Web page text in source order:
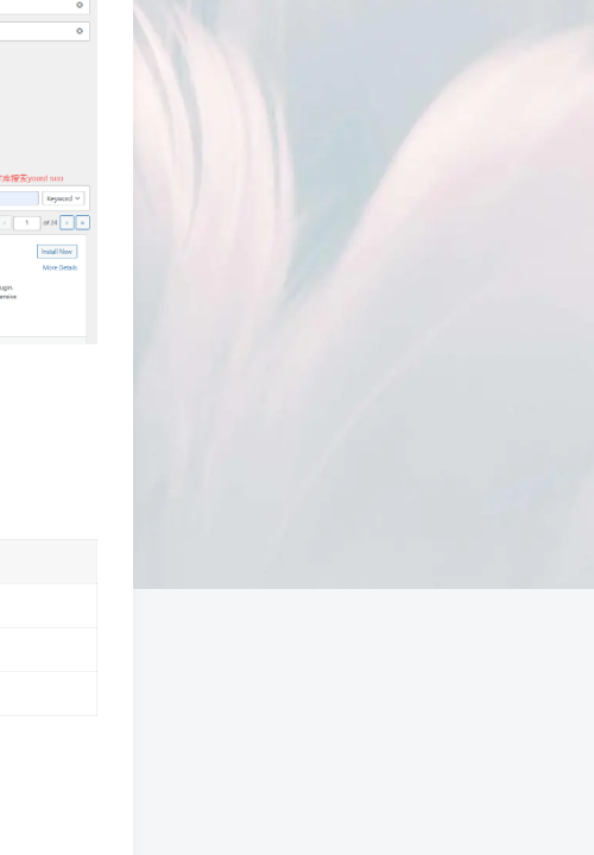
关键词、随意改 URL 或标题 这些操作会
让 Google 重新评估页面稳定性，反而拖
慢收录。 5) 一个实用判断标准 如果一篇
文章：已被抓取、没有 noindex / robots
问题、有至少 1–2 条相关内链、内容明
显解决了一个独立问题，那它 是否被收
录，只是时间问题，不是插件问题。